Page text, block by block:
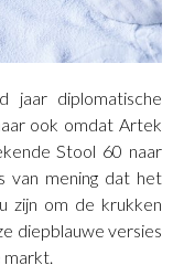
jaar diplomatische
ook omdat Artek
Stool 60 naar
van mening dat het
zijn om de krukken
diepblauwe versies
markt.